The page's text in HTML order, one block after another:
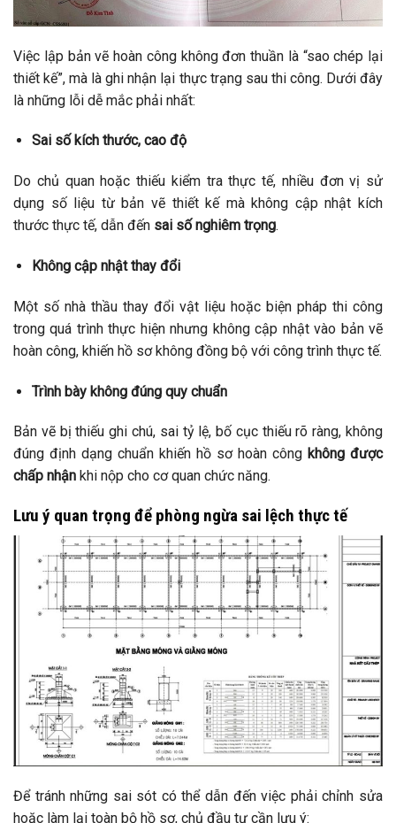
Việc lập bản vẽ hoàn công không đơn thuần là “sao chép lại
thiết kế”, mà là ghi nhận lại thực trạng sau thi công. Dưới đây
là những lỗi dễ mắc phải nhất:
Sai số kích thước, cao độ
Do chủ quan hoặc thiếu kiểm tra thực tế, nhiều đơn vị sử
dụng số liệu từ bản vẽ thiết kế mà không cập nhật kích
thước thực tế, dẫn đến sai số nghiêm trọng.
Không cập nhật thay đổi
Một số nhà thầu thay đổi vật liệu hoặc biện pháp thi công
trong quá trình thực hiện nhưng không cập nhật vào bản vẽ
hoàn công, khiến hồ sơ không đồng bộ với công trình thực tế.
Trình bày không đúng quy chuẩn
Bản vẽ bị thiếu ghi chú, sai tỷ lệ, bố cục thiếu rõ ràng, không
đúng định dạng chuẩn khiến hồ sơ hoàn công không được
chấp nhận khi nộp cho cơ quan chức năng.
Lưu ý quan trọng để phòng ngừa sai lệch thực tế
Để tránh những sai sót có thể dẫn đến việc phải chỉnh sửa
hoặc làm lại toàn bộ hồ sơ, chủ đầu tư cần lưu ý: